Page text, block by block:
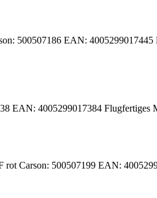
500507186 EAN:
EAN: 4005299017384
Carson: 500507199 EAN: